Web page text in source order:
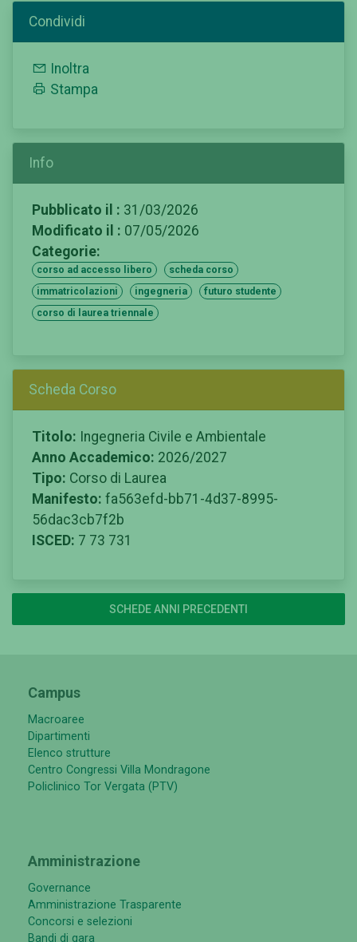
Condividi
Inoltra
Stampa
Info
Pubblicato il : 31/03/2026
Modificato il : 07/05/2026
Categorie:
corso ad accesso libero
scheda corso
immatricolazioni
ingegneria
futuro studente
corso di laurea triennale
Scheda Corso
Titolo: Ingegneria Civile e Ambientale
Anno Accademico: 2026/2027
Tipo: Corso di Laurea
Manifesto: fa563efd-bb71-4d37-8995-
56dac3cb7f2b
ISCED: 7 73 731
SCHEDE ANNI PRECEDENTI
Campus
Macroaree
Dipartimenti
Elenco strutture
Centro Congressi Villa Mondragone
Policlinico Tor Vergata (PTV)
Amministrazione
Governance
Amministrazione Trasparente
Concorsi e selezioni
Bandi di gara